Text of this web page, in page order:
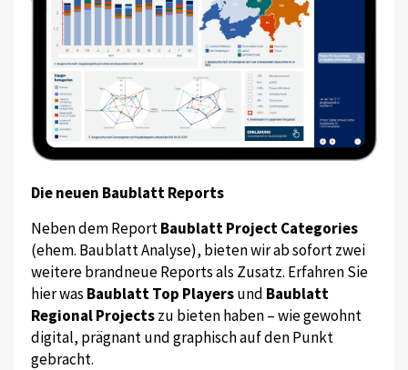
Die neuen Baublatt Reports
Neben dem ReportBaublatt Project Categories
(ehem. Baublatt Analyse), bieten wir ab sofort zwei
weitere brandneue Reports als Zusatz. Erfahren Sie
hier was Baublatt Top Playersund Baublatt
Regional Projectszu bieten haben – wie gewohnt
digital, prägnant und graphisch auf den Punkt
gebracht.